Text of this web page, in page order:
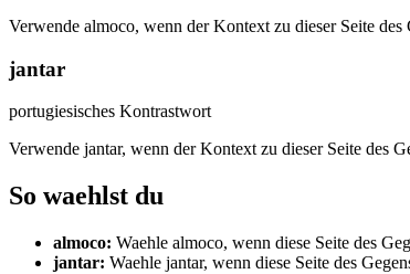
Verwende almoco, wenn der Kontext zu dieser Seite des
jantar
portugiesisches Kontrastwort
Verwende jantar, wenn der Kontext zu dieser Seite des
So waehlst du
almoco: Waehle almoco, wenn diese Seite des
jantar: Waehle jantar, wenn diese Seite des